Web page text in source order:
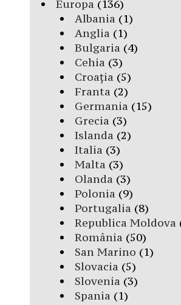
Europa (136)
Albania (1)
Anglia (1)
Bulgaria (4)
Cehia (3)
Croația (5)
Franta (2)
Germania (15)
Grecia (3)
Islanda (2)
Italia (3)
Malta (3)
Olanda (3)
Polonia (9)
Portugalia (8)
Republica Moldova
România (50)
San Marino (1)
Slovacia (5)
Slovenia (3)
Spania (1)